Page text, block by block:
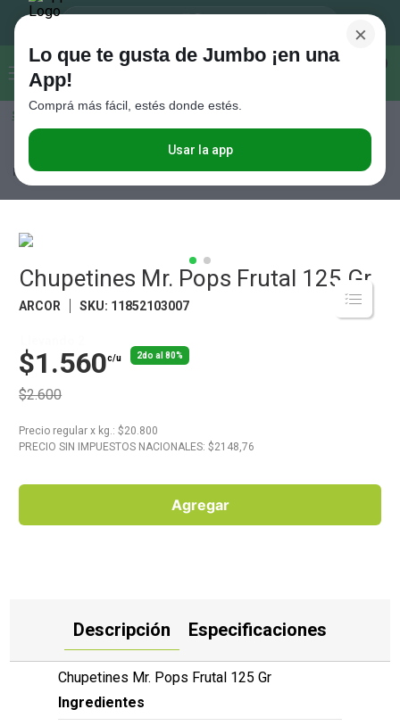
Buscar...
Seleccioná el método de entrega
×
Lo que te gusta de Jumbo ¡en una
App!
Comprá más fácil, estés donde estés.
Usar la app
Golosinas y Chocolates Caramelos y Chicles
Mr. Pops Frutal 125 Gr
Chupetines Mr. Pops Frutal 125 Gr
ARCOR SKU: 11852103007
$1.560c/u 2do al 80%
$2.600
Precio regular x kg. : $20.800
PRECIO SIN IMPUESTOS NACIONALES: $2148,76
Agregar
Descripción Especificaciones
Chupetines Mr. Pops Frutal 125 Gr
Ingredientes
Términos más buscados
.
Cerveza
Galletitas
Yerba
Juguetes
Valijas
. Carne